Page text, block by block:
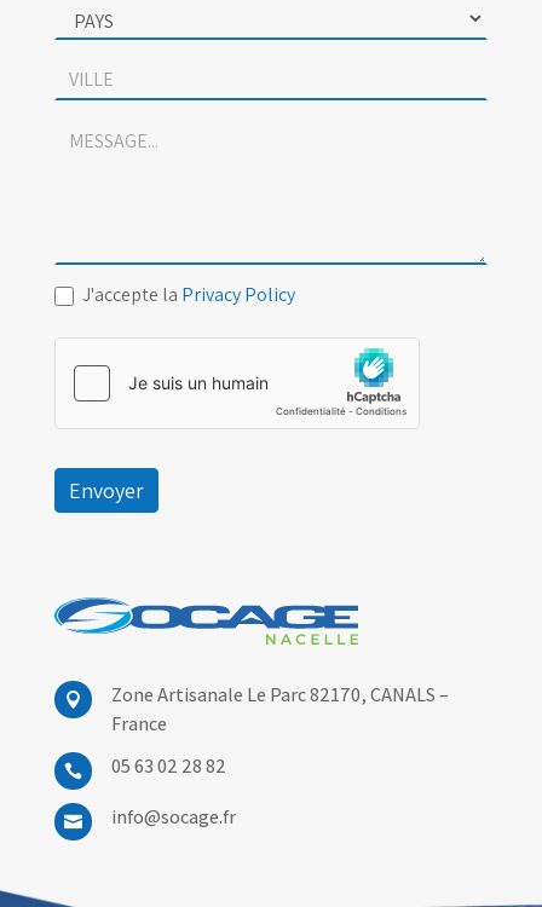
J'accepte la Privacy Policy
Envoyer
 Zone Artisanale Le Parc 82170,CANALS –
France
 05 63 02 28 82
 info@socage.fr